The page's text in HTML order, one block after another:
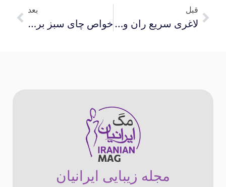
قبل
لاغری سریع ران و ساق پا در یک هفته
بعد
خواص چای سبز برای زنان
مجله زیبایی ایرانیان